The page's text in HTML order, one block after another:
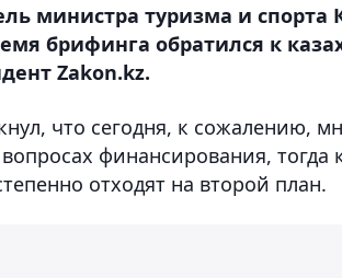
министра туризма и спорта
брифинга обратился к
Zakon.kz.
что сегодня, к сожалению,
финансирования,
отходят на второй план.